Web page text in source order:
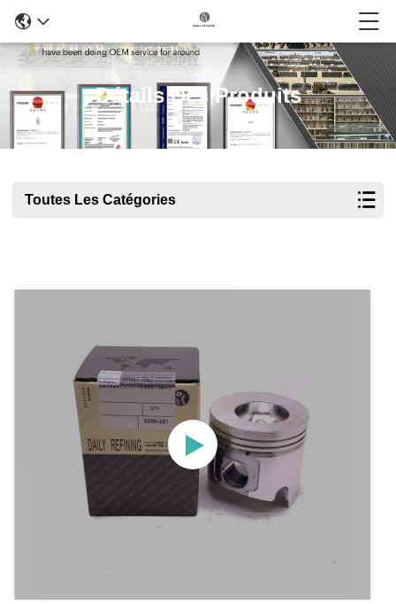
Détails Des Produits
Toutes Les Catégories